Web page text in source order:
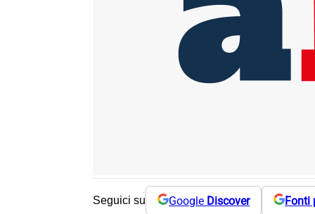
Seguici su Google Discover Fonti